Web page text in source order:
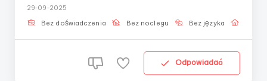
domu lub z dowolnego wygodnego miejsca✅ Zaliczka
już po 14 dniach✅ Szkolenie dla począt...
29-09-2025
Bez doświadczenia Bez noclegu Bez języka
Odpowiadać